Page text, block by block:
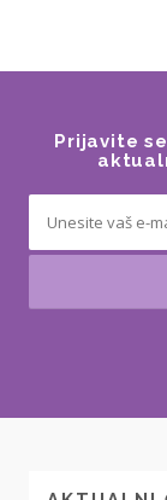
Prijavite